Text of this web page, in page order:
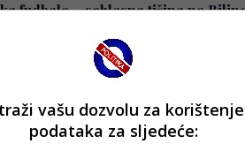
fudbala – sablasna tišina na
i Hercegovine odlučio je
Barbareza
Hercegovine, selektor Sergej
traži vašu dozvolu za
podataka za sljedeće: